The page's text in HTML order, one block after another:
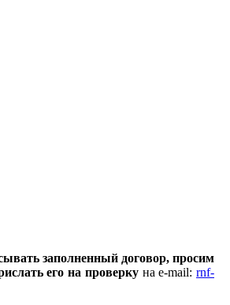
заполненный договор, просим
его на проверкуна e-mail: rnf-